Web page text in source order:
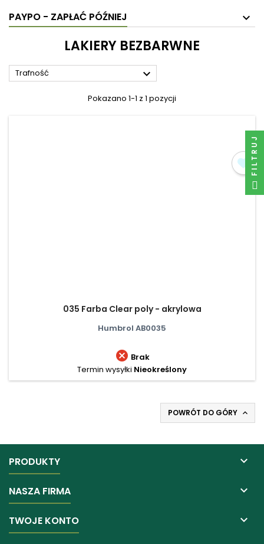
PAYPO - ZAPŁAĆ PÓŹNIEJ
LAKIERY BEZBARWNE
Trafność 
Pokazano 1-1 z 1 pozycji
035 Farba Clear poly - akrylowa
Humbrol AB0035
 Brak
Termin wysyłki Nieokreślony
POWRÓT DO GÓRY 
PRODUKTY 
NASZA FIRMA 
TWOJE KONTO 
FILTRUJ